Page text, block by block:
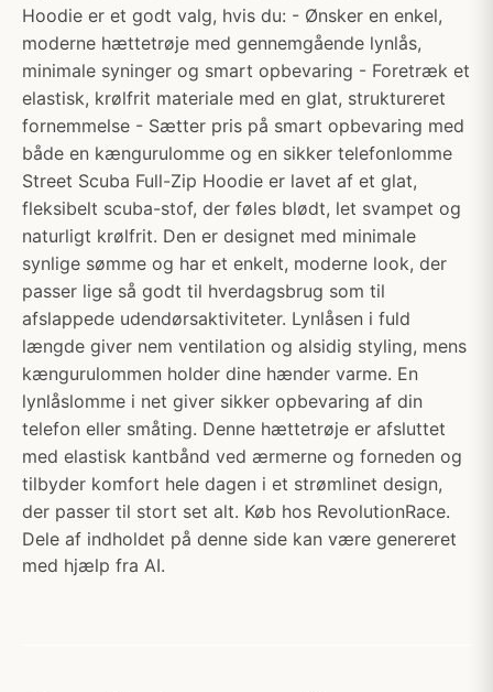
Hoodie er et godt valg, hvis du: - Ønsker en enkel,
moderne hættetrøje med gennemgående lynlås,
minimale syninger og smart opbevaring - Foretræk et
elastisk, krølfrit materiale med en glat, struktureret
fornemmelse - Sætter pris på smart opbevaring med
både en kængurulomme og en sikker telefonlomme
Street Scuba Full-Zip Hoodie er lavet af et glat,
fleksibelt scuba-stof, der føles blødt, let svampet og
naturligt krølfrit. Den er designet med minimale
synlige sømme og har et enkelt, moderne look, der
passer lige så godt til hverdagsbrug som til
afslappede udendørsaktiviteter. Lynlåsen i fuld
længde giver nem ventilation og alsidig styling, mens
kængurulommen holder dine hænder varme. En
lynlåslomme i net giver sikker opbevaring af din
telefon eller småting. Denne hættetrøje er afsluttet
med elastisk kantbånd ved ærmerne og forneden og
tilbyder komfort hele dagen i et strømlinet design,
der passer til stort set alt. Køb hos RevolutionRace.
Dele af indholdet på denne side kan være genereret
med hjælp fra AI.